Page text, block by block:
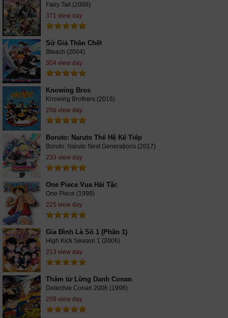
Fairy Tail (2009)
371 view day
Sứ Giả Thần Chết
Bleach (2004)
304 view day
Knowing Bros
Knowing Brothers (2016)
256 view day
Boruto: Naruto Thế Hệ Kế Tiếp
Boruto: Naruto Next Generations (2017)
233 view day
One Piece Vua Hải Tặc
One Piece (1999)
225 view day
Gia Đình Là Số 1 (Phần 1)
High Kick Season 1 (2006)
213 view day
Thám tử Lừng Danh Conan
Detective Conan 2006 (1996)
209 view day